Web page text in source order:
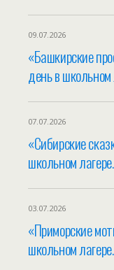
09.07.2026
«Башкирские
день в школьном
07.07.2026
«Сибирские
школьном лагере.
03.07.2026
«Приморские
школьном лагере.